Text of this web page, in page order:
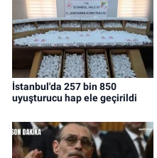
İstanbul'da 257 bin 850
uyuşturucu hap ele geçirildi